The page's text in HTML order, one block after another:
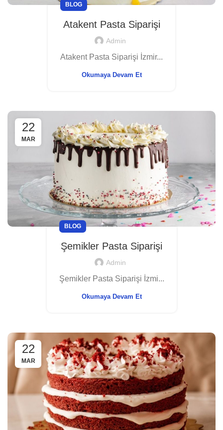
BLOG
Atakent Pasta Siparişi
Admin
Atakent Pasta Siparişi İzmir...
Okumaya Devam Et
22
MAR
BLOG
Şemikler Pasta Siparişi
Admin
Şemikler Pasta Siparişi İzmi...
Okumaya Devam Et
22
MAR